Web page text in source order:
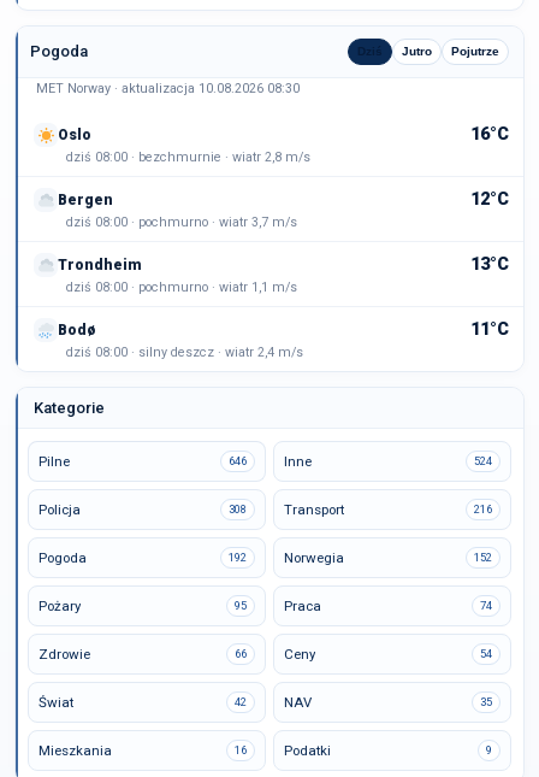
Pogoda Dziś Jutro Pojutrze
MET Norway · aktualizacja 10.08.2026 08:30
Oslo 16°C
dziś 08:00 · bezchmurnie · wiatr 2,8 m/s
Bergen 12°C
dziś 08:00 · pochmurno · wiatr 3,7 m/s
Trondheim 13°C
dziś 08:00 · pochmurno · wiatr 1,1 m/s
Bodø 11°C
dziś 08:00 · silny deszcz · wiatr 2,4 m/s
Kategorie
Pilne 646 Inne 524
Policja 308 Transport 216
Pogoda 192 Norwegia 152
Pożary 95 Praca 74
Zdrowie 66 Ceny 54
Świat 42 NAV 35
Mieszkania 16 Podatki 9